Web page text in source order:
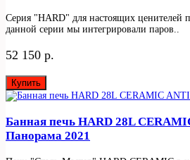
Серия "HARD" для настоящих ценителей
данной серии мы интегрировали паров..
52 150 р.
Купить
Банная печь HARD 28L
Панорама 2021